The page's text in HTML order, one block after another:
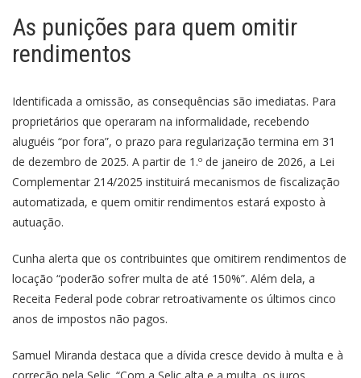
As punições para quem omitir
rendimentos
Identificada a omissão, as consequências são imediatas. Para
proprietários que operaram na informalidade, recebendo
aluguéis “por fora”, o prazo para regularização termina em 31
de dezembro de 2025. A partir de 1.º de janeiro de 2026, a Lei
Complementar 214/2025 instituirá mecanismos de fiscalização
automatizada, e quem omitir rendimentos estará exposto à
autuação.
Cunha alerta que os contribuintes que omitirem rendimentos de
locação “poderão sofrer multa de até 150%”. Além dela, a
Receita Federal pode cobrar retroativamente os últimos cinco
anos de impostos não pagos.
Samuel Miranda destaca que a dívida cresce devido à multa e à